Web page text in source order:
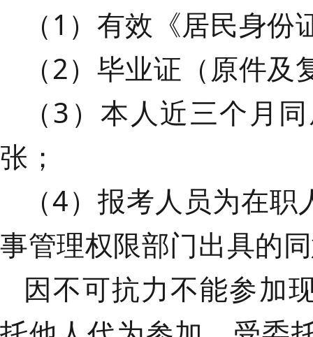
（1） 有效《居民身份
（2）毕业证（原件及
（3）本人近三个月
张；
（4） 报考人员为在职
事管理权限部门出具的
因不可抗力不能参加